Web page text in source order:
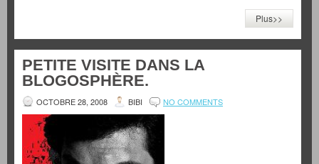
Plus>>
PETITE VISITE DANS LA
BLOGOSPHÈRE.
OCTOBRE 28, 2008 BIBI NO COMMENTS